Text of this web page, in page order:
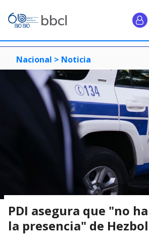
Nacional > Noticia
PDI asegura que "no
la presencia" de